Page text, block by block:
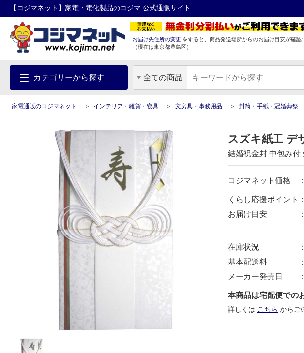
【コジマネット】家電・電化製品のコジマ 公式通販サイト
お届け先住所の変更 をすると、商品発送場所からのお届け目安が確認
（現在は東京都豊島区）
カテゴリーから探す 全ての商品
家電通販のコジマネット インテリア・雑貨・寝具 文房具・事務用品 封筒・手紙・冠婚葬祭
スズキ紙工 デ
結婚祝金封 中包み付
コジマネット価格 ：
くらし応援ポイント：
お届け目安 ：
在庫状況 ：
基本配送料 ：
メーカー発売日 ：
本商品は宅配便での
詳しくは こちら からご